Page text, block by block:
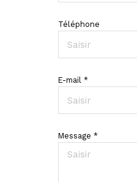
Téléphone
E-mail *
Message *